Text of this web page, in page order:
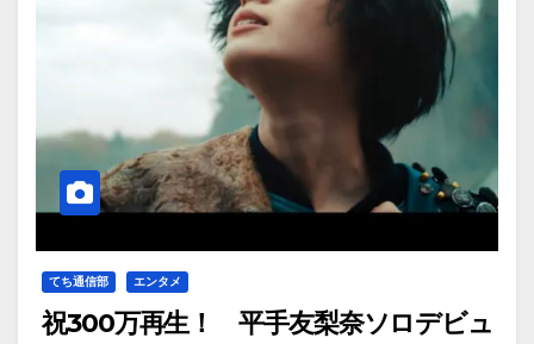
てち通信部 エンタメ
祝300万再生！ 平手友梨奈ソロデビュ